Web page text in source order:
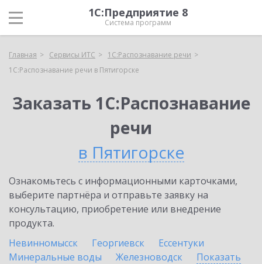
1С:Предприятие 8
Система программ
Главная Сервисы ИТС
1С:Распознавание речи
1С:Распознавание речи в Пятигорске
Заказать 1С:Распознавание
речи
в Пятигорске
Ознакомьтесь с информационными карточками,
выберите партнёра и отправьте заявку на
консультацию, приобретение или внедрение
продукта.
Невинномысск
Георгиевск
Ессентуки
Минеральные воды
Железноводск
Показать